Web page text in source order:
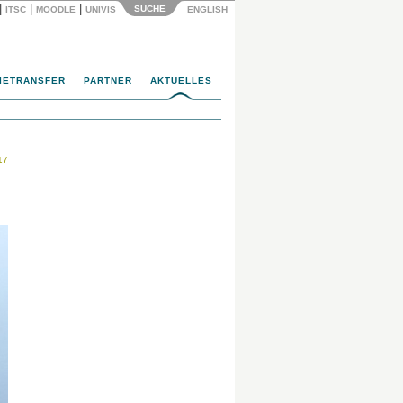
ITSC MOODLE UNIVIS SUCHE ENGLISH
PARTNER AKTUELLES